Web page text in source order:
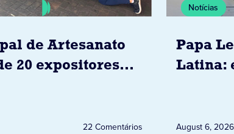
de Artesanato
20 expositores
22 Comentários
Notícias
Papa
Latina:
August 6, 2026